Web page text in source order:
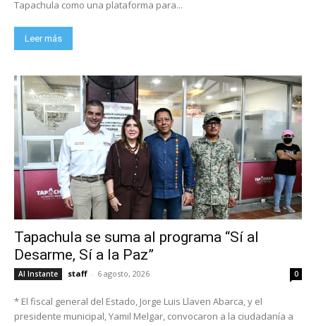
Tapachula como una plataforma para...
Leer más
Tapachula se suma al programa “Sí al
Desarme, Sí a la Paz”
Al Instante staff - 6 agosto, 2026 0
* El fiscal general del Estado, Jorge Luis Llaven Abarca, y el
presidente municipal, Yamil Melgar, convocaron a la ciudadanía a